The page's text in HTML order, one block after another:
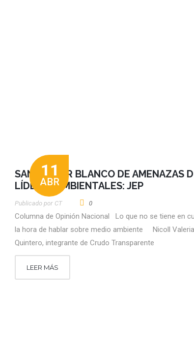
11
ABR
SANTANDER BLANCO DE AMENAZAS
LÍDERES AMBIENTALES: JEP
Publicado por CT 0
Columna de Opinión Nacional Lo que no se tiene en
la hora de hablar sobre medio ambiente Nicoll Valeria
Quintero, integrante de Crudo Transparente
LEER MÁS